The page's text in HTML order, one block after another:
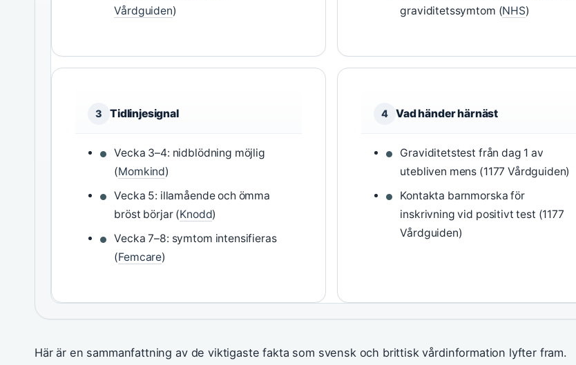
Vårdguiden)
graviditetssymtom (NHS)
3 Tidlinjesignal
Vecka 3–4: nidblödning möjlig
(Momkind)
Vecka 5: illamående och ömma
bröst börjar (Knodd)
Vecka 7–8: symtom intensifieras
(Femcare)
4 Vad händer härnäst
Graviditetstest från dag 1 av
utebliven mens (1177 Vårdguiden)
Kontakta barnmorska för
inskrivning vid positivt test (1177
Vårdguiden)
Här är en sammanfattning av de viktigaste fakta som svensk och brittisk vårdinformation lyfter fram.